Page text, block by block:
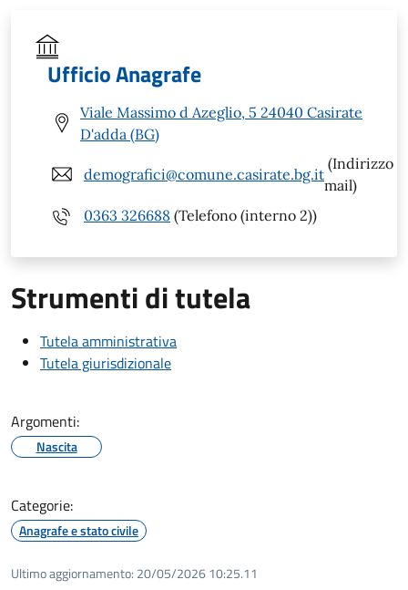
Ufficio Anagrafe
Viale Massimo d Azeglio, 5 24040 Casirate
D'adda (BG)
demografici@comune.casirate.bg.it
(Indirizzo
mail)
0363 326688 (Telefono (interno 2))
Strumenti di tutela
Tutela amministrativa
Tutela giurisdizionale
Argomenti:
Nascita
Categorie:
Anagrafe e stato civile
Ultimo aggiornamento: 20/05/2026 10:25.11